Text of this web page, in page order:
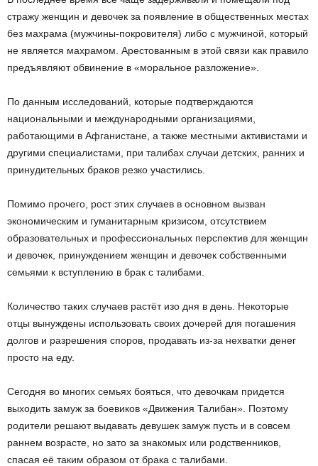
стражу женщин и девочек за появление в общественных местах
без махрама (мужчины-покровителя) либо с мужчиной, который
не является махрамом. Арестованным в этой связи как правило
предъявляют обвинение в «моральное разложение».
По данным исследований, которые подтверждаются
национальными и международными организациями,
работающими в Афганистане, а также местными активистами и
другими специалистами, при талибах случаи детских, ранних и
принудительных браков резко участились.
Помимо прочего, рост этих случаев в основном вызван
экономическим и гуманитарным кризисом, отсутствием
образовательных и профессиональных перспектив для женщин
и девочек, принуждением женщин и девочек собственными
семьями к вступлению в брак с талибами.
Количество таких случаев растёт изо дня в день. Некоторые
отцы вынуждены использовать своих дочерей для погашения
долгов и разрешения споров, продавать из-за нехватки денег
просто на еду.
Сегодня во многих семьях бояться, что девочкам придется
выходить замуж за боевиков «Движения Талибан». Поэтому
родители решают выдавать девушек замуж пусть и в совсем
раннем возрасте, но зато за знакомых или родственников,
спасая её таким образом от брака с талибами.